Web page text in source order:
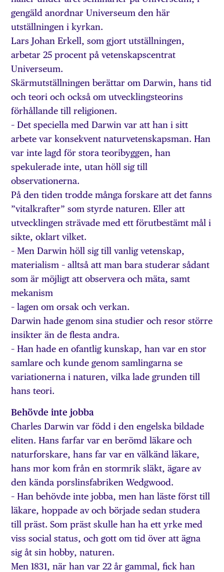
gengäld anordnar Universeum den här
utställningen i kyrkan.
Lars Johan Erkell, som gjort utställningen,
arbetar 25 procent på vetenskapscentrat
Universeum.
Skärmutställningen berättar om Darwin, hans tid
och teori och också om utvecklingsteorins
förhållande till religionen.
– Det speciella med Darwin var att han i sitt
arbete var konsekvent naturvetenskapsman. Han
var inte lagd för stora teoribyggen, han
spekulerade inte, utan höll sig till
observationerna.
På den tiden trodde många forskare att det fanns
”vitalkrafter” som styrde naturen. Eller att
utvecklingen strävade med ett förutbestämt mål i
sikte, oklart vilket.
– Men Darwin höll sig till vanlig vetenskap,
materialism – alltså att man bara studerar sådant
som är möjligt att observera och mäta, samt
mekanism
– lagen om orsak och verkan.
Darwin hade genom sina studier och resor större
insikter än de flesta andra.
– Han hade en ofantlig kunskap, han var en stor
samlare och kunde genom samlingarna se
variationerna i naturen, vilka lade grunden till
hans teori.
Behövde inte jobba
Charles Darwin var född i den engelska bildade
eliten. Hans farfar var en berömd läkare och
naturforskare, hans far var en välkänd läkare,
hans mor kom från en stormrik släkt, ägare av
den kända porslinsfabriken Wedgwood.
– Han behövde inte jobba, men han läste först till
läkare, hoppade av och började sedan studera
till präst. Som präst skulle han ha ett yrke med
viss social status, och gott om tid över att ägna
sig åt sin hobby, naturen.
Men 1831, när han var 22 år gammal, fick han